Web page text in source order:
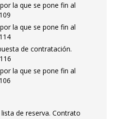
la que se pone fin al
la que se pone fin al
de contratación.
la que se pone fin al
de reserva. Contrato